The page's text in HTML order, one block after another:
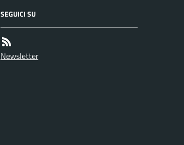
SEGUICI SU
Newsletter